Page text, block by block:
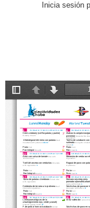
Inicia sesión